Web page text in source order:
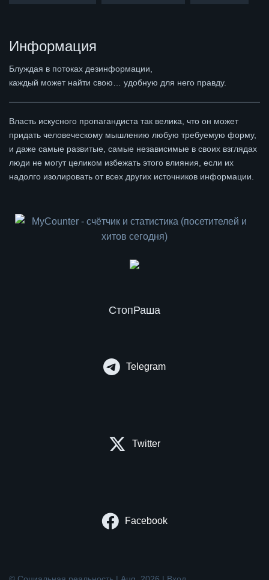
Информация
Блуждая в потоках дезинформации,
каждый может найти свою… удобную для него правду.
Власть искусного пропагандиста так велика, что он может
придать человеческому мышлению любую требуемую форму,
и даже самые развитые, самые независимые в своих взглядах
люди не могут целиком избежать этого влияния, если их
надолго изолировать от всех других источников информации.
СтопРаша
Telegram
Twitter
Facebook